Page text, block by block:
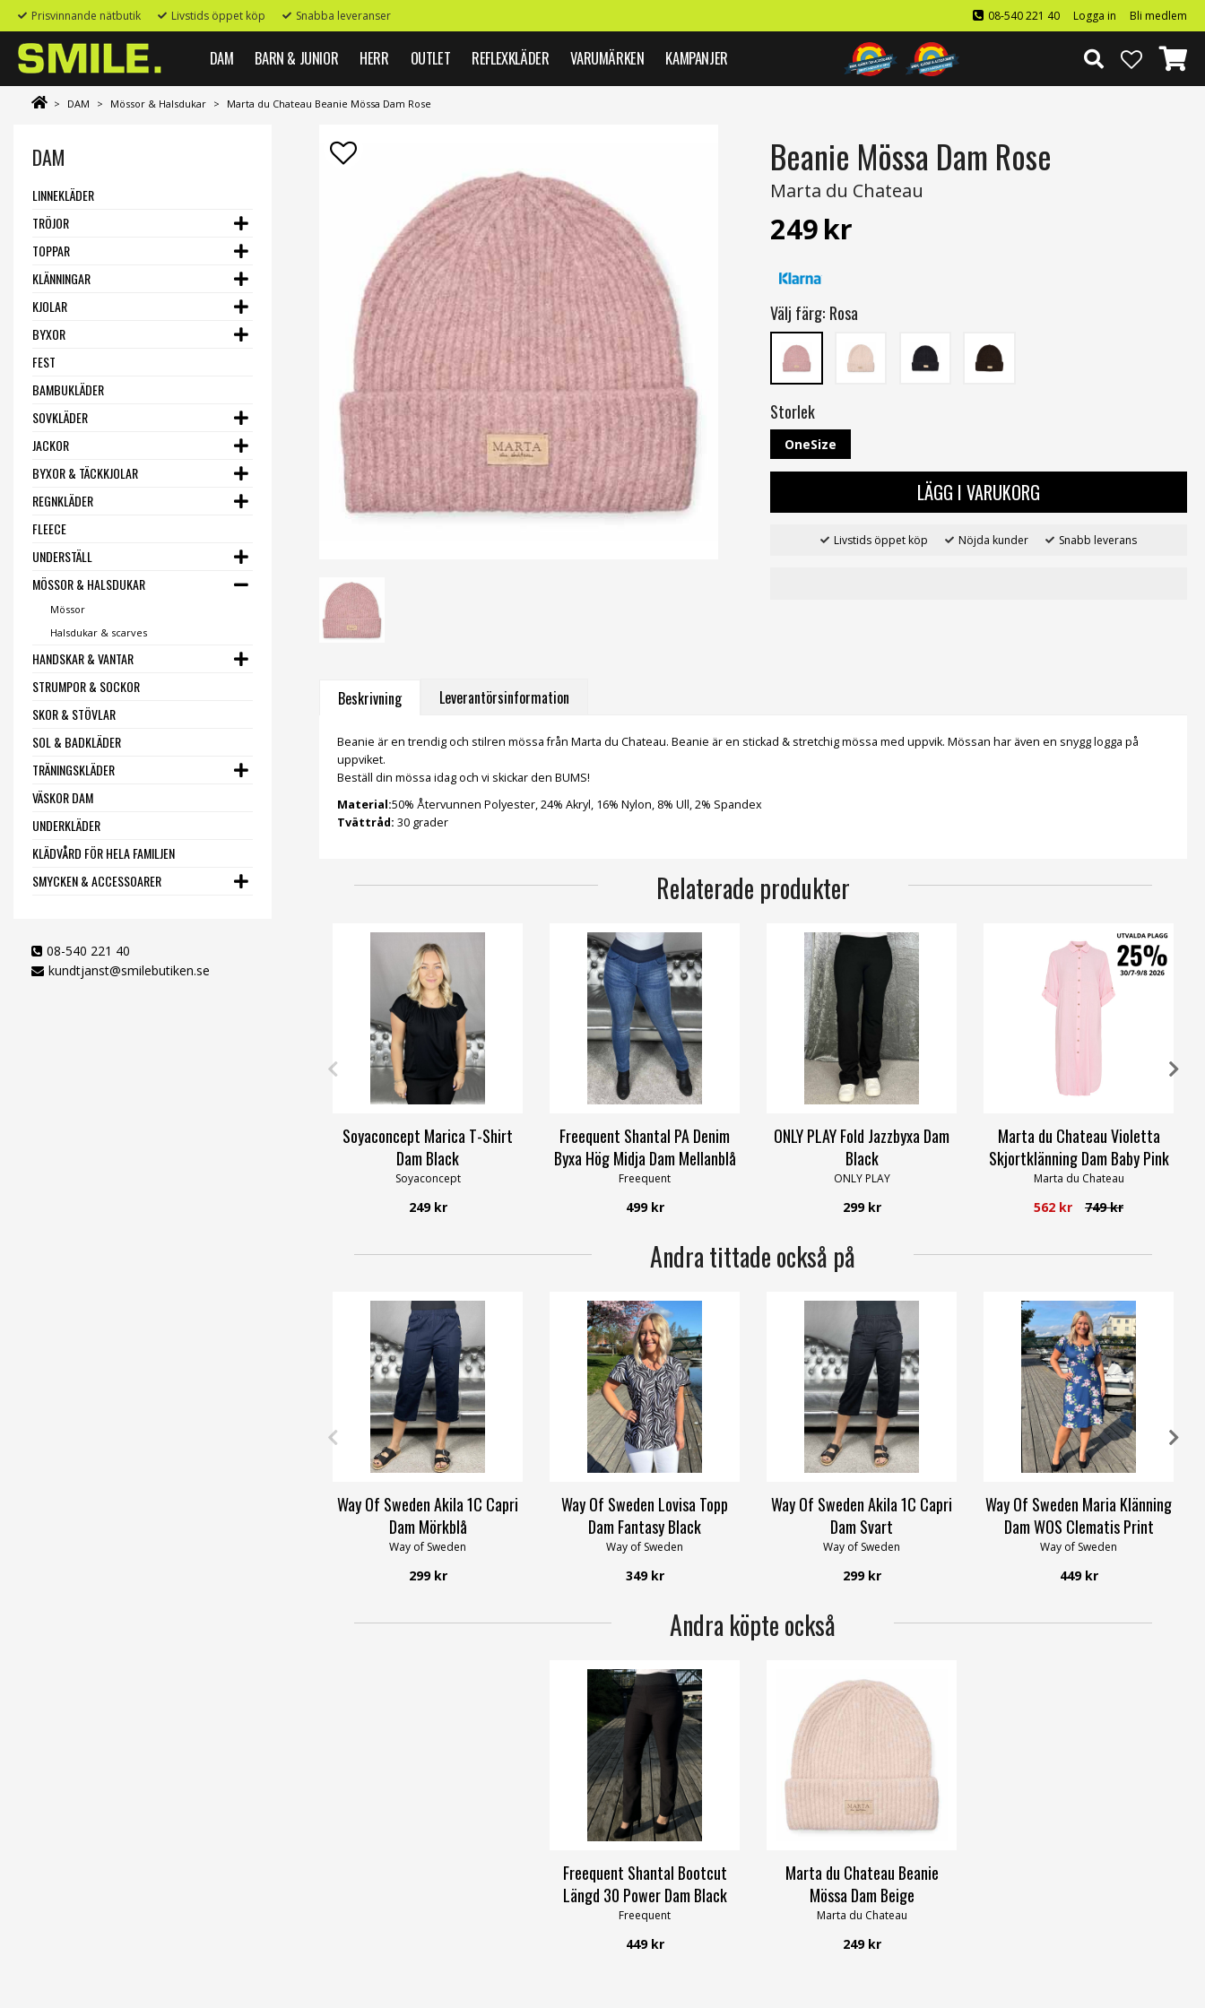
Prisvinnande nätbutik Livstids öppet köp Snabba leveranser 08-540 221 40 Logga in Bli medlem
DAM BARN & JUNIOR HERR OUTLET REFLEXKLÄDER VARUMÄRKEN KAMPANJER
> DAM > Mössor & Halsdukar > Marta du Chateau Beanie Mössa Dam Rose
DAM
LINNEKLÄDER
TRÖJOR
TOPPAR
KLÄNNINGAR
KJOLAR
BYXOR
FEST
BAMBUKLÄDER
SOVKLÄDER
JACKOR
BYXOR & TÄCKKJOLAR
REGNKLÄDER
FLEECE
UNDERSTÄLL
MÖSSOR & HALSDUKAR
Mössor
Halsdukar & scarves
HANDSKAR & VANTAR
STRUMPOR & SOCKOR
SKOR & STÖVLAR
SOL & BADKLÄDER
TRÄNINGSKLÄDER
VÄSKOR DAM
UNDERKLÄDER
KLÄDVÅRD FÖR HELA FAMILJEN
SMYCKEN & ACCESSOARER
08-540 221 40
kundtjanst@smilebutiken.se
Beanie Mössa Dam Rose
Marta du Chateau
249kr
Välj färg: Rosa
Storlek
OneSize
LÄGG I VARUKORG
Livstids öppet köp Nöjda kunder Snabb leverans
Beskrivning Leverantörsinformation
Beanie är en trendig och stilren mössa från Marta du Chateau. Beanie är en stickad & stretchig mössa med uppvik. Mössan har även en snygg logga på
uppviket.
Beställ din mössa idag och vi skickar den BUMS!
Material:50% Återvunnen Polyester, 24% Akryl, 16% Nylon, 8% Ull, 2% Spandex
Tvättråd: 30 grader
Relaterade produkter
Soyaconcept Marica T-Shirt
Dam Black
Soyaconcept
249 kr
Freequent Shantal PA Denim
Byxa Hög Midja Dam Mellanblå
Freequent
499 kr
ONLY PLAY Fold Jazzbyxa Dam
Black
ONLY PLAY
299 kr
Marta du Chateau Violetta
Skjortklänning Dam Baby Pink
Marta du Chateau
562 kr 749 kr
Andra tittade också på
Way Of Sweden Akila 1C Capri
Dam Mörkblå
Way of Sweden
299 kr
Way Of Sweden Lovisa Topp
Dam Fantasy Black
Way of Sweden
349 kr
Way Of Sweden Akila 1C Capri
Dam Svart
Way of Sweden
299 kr
Way Of Sweden Maria Klänning
Dam WOS Clematis Print
Way of Sweden
449 kr
Andra köpte också
Freequent Shantal Bootcut
Längd 30 Power Dam Black
Freequent
449 kr
Marta du Chateau Beanie
Mössa Dam Beige
Marta du Chateau
249 kr